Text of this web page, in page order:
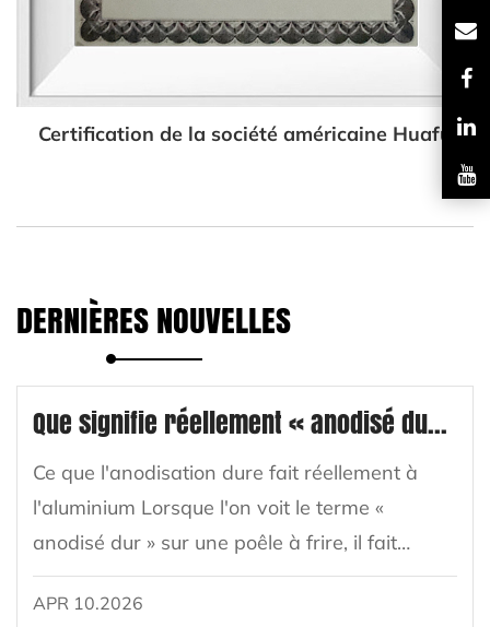
Certification de la société américaine Huafu
DERNIÈRES NOUVELLES
Que signifie réellement « anodisé dur » pour une poêle à frire ?
Ce que l'anodisation dure fait réellement à
l'aluminium Lorsque l'on voit le terme «
anodisé dur » sur une poêle à frire, il fait
référence à un traitement de surface
électrochimique spécifique appliqué à
APR 10.2026